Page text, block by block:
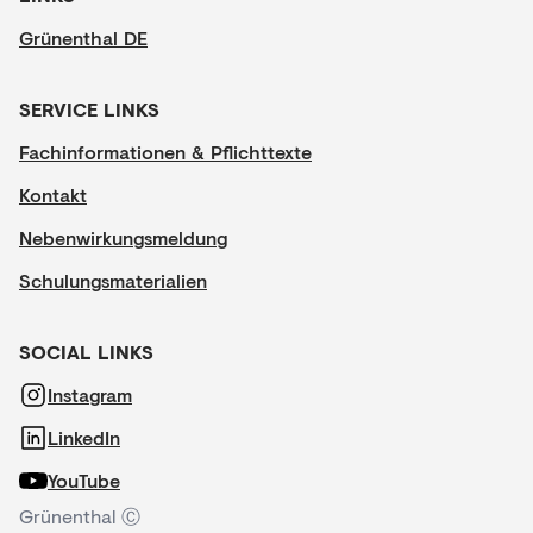
Grünenthal DE
SERVICE LINKS
Fachinformationen & Pflichttexte
Kontakt
Nebenwirkungsmeldung
Schulungsmaterialien
SOCIAL LINKS
Instagram
LinkedIn
YouTube
Grünenthal Ⓒ